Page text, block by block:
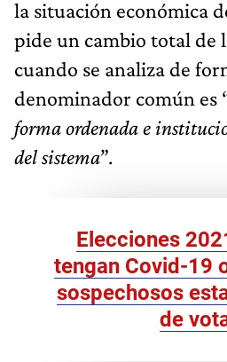
la situación económica
pide un cambio total de
cuando se analiza de
denominador común es
forma ordenada e
del sistema”.
Elecciones
tengan Covid-19
sospechosos
de